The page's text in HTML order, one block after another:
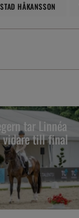
HÅKANSSON
tar Linnéa
vidare till final